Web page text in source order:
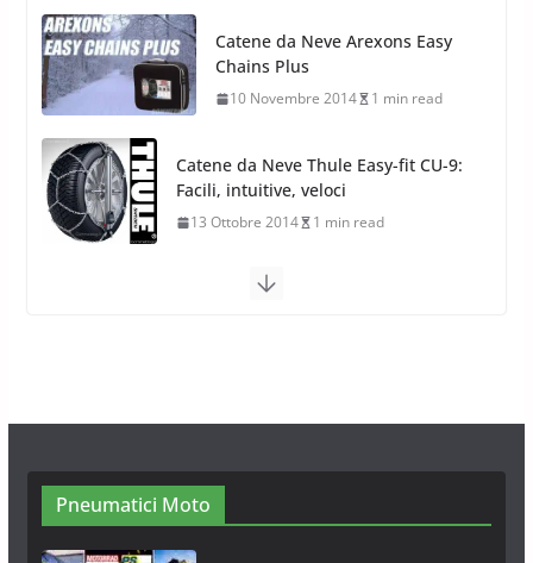
Catene da Neve Thule Easy-fit CU-9:
Facili, intuitive, veloci
13 Ottobre 2014 1 min read
Calze da Neve Arexocks by
Arexons
26 Ottobre 2013 1 min read
Calze da Neve per Auto 2025:
26 Gennaio 2017
Pneumatici Moto